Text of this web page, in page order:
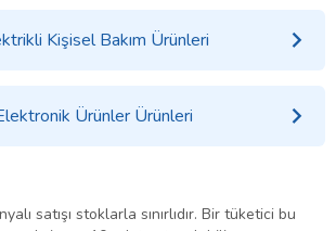
Kişisel Bakım Ürünleri
Ürünler Ürünleri
satışı stoklarla sınırlıdır. Bir tüketici bu